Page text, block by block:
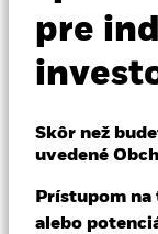
pre
Skôr než
uvedené
Prístupom
alebo
Individuálni
iShares
NAV k 05-aug-26
USD 79,38